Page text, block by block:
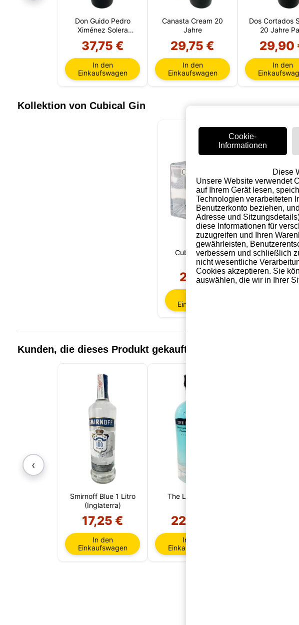
Don Guido Pedro
Ximénez Solera
37,75 €
In den
Einkaufswagen
Canasta Cream 20
Jahre
29,75 €
In den
Einkaufswagen
Dos Cortados
20 Jahre
29,90
In den
Kollektion von Cubical Gin
Cubical Premium
23,95 €
Einkaufswagen
Cubical
Kunden, die dieses Produkt gekauft haben, haben auch
‹
Smirnoff Blue 1 Litro
(Inglaterra)
17,25 €
In den
Einkaufswagen
The London N1
22,51 €
In den
Einkaufswagen
Cookie-
Informationen
Diese
Unsere Website verwendet
auf Ihrem Gerät lesen,
Technologien verarbeiteten
Benutzerkonto beziehen,
Adresse und
diese Informationen für
zuzugreifen und Ihren
gewährleisten,
verbessern und schließlich
nicht wesentliche
Cookies akzeptieren. Sie
auswählen, die wir in Ihrer